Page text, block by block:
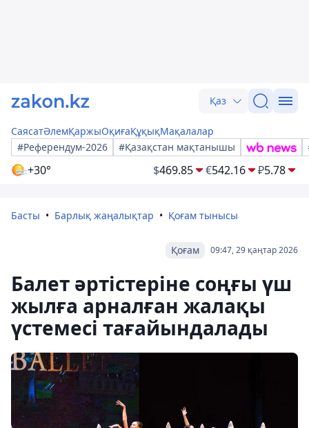
Қаз
СаясатӘлемҚаржыОқиғаҚұқықМақалалар
#Референдум-2026
#Қазақстан мақтанышы
+30° $469.85 €542.16 ₽5.78
Басты Барлық жаңалықтар Қоғам тынысы
09:47, 29 қаңтар 2026
Қоғам
Балет әртістеріне соңғы үш
жылға арналған жалақы
үстемесі тағайындалады